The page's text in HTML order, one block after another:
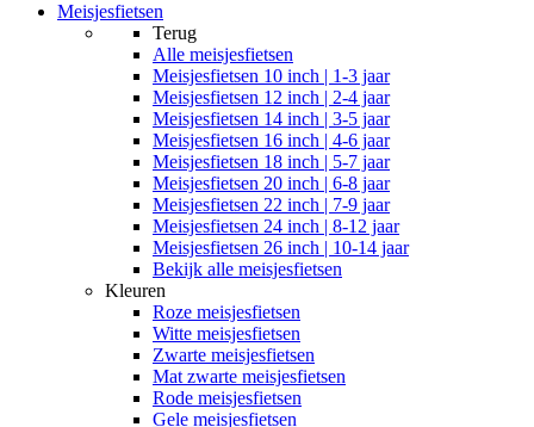
Meisjesfietsen
Terug
Alle meisjesfietsen
Meisjesfietsen 10 inch | 1-3 jaar
Meisjesfietsen 12 inch | 2-4 jaar
Meisjesfietsen 14 inch | 3-5 jaar
Meisjesfietsen 16 inch | 4-6 jaar
Meisjesfietsen 18 inch | 5-7 jaar
Meisjesfietsen 20 inch | 6-8 jaar
Meisjesfietsen 22 inch | 7-9 jaar
Meisjesfietsen 24 inch | 8-12 jaar
Meisjesfietsen 26 inch | 10-14 jaar
Bekijk alle meisjesfietsen
Kleuren
Roze meisjesfietsen
Witte meisjesfietsen
Zwarte meisjesfietsen
Mat zwarte meisjesfietsen
Rode meisjesfietsen
Gele meisjesfietsen